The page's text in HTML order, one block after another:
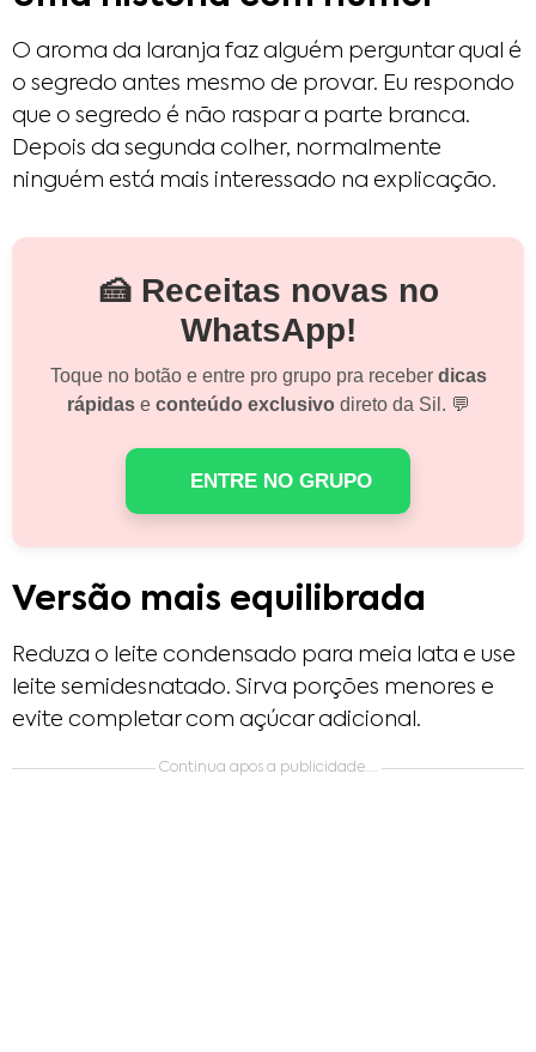
O aroma da laranja faz alguém perguntar qual é
o segredo antes mesmo de provar. Eu respondo
que o segredo é não raspar a parte branca.
Depois da segunda colher, normalmente
ninguém está mais interessado na explicação.
🍰 Receitas novas no
WhatsApp!
Toque no botão e entre pro grupo pra receber dicas
rápidase conteúdo exclusivodireto da Sil. 💬
ENTRE NO GRUPO
Versão mais equilibrada
Reduza o leite condensado para meia lata e use
leite semidesnatado. Sirva porções menores e
evite completar com açúcar adicional.
Continua apos a publicidade….